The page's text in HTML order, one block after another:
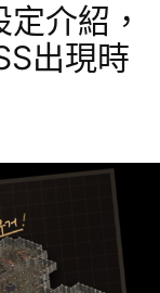
介紹，
出現時